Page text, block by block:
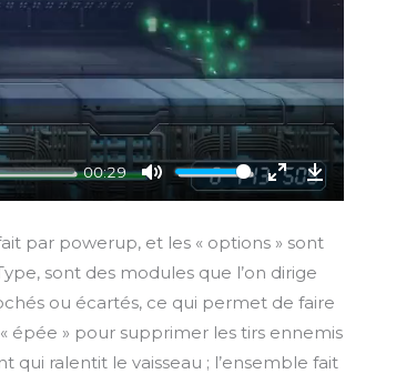
00:29
t
e
E
t
e
r
f
u
D
w
n
l
o
a
par powerup, et les « options » sont
sont des modules que l’on dirige
ou écartés, ce qui permet de faire
épée » pour supprimer les tirs ennemis
qui ralentit le vaisseau ; l’ensemble fait